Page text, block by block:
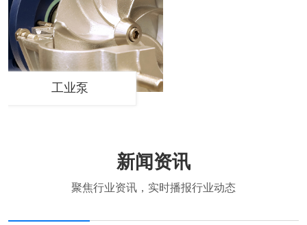
工业泵
新闻资讯
聚焦行业资讯，实时播报行业动态